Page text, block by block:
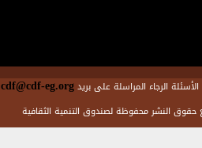
الرجاء المراسلة على بريدcdf@cdf-eg.org
حقوق النشر محفوظة لصندوق التنمية الثقافية